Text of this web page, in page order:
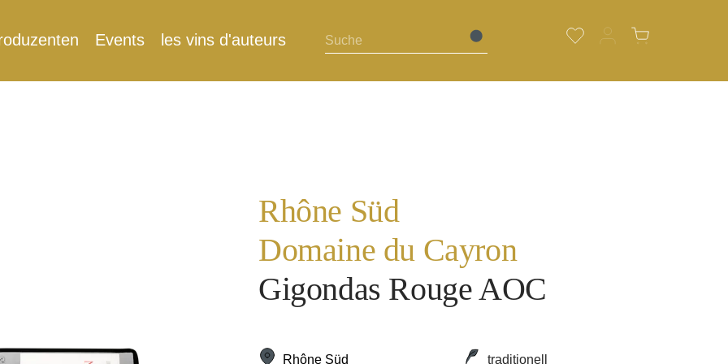
Events les vins d'auteurs
Rhône Süd
Domaine du Cayron
Gigondas Rouge AOC
Rhône Süd traditionell